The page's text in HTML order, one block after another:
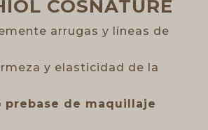
COSNATURE
arrugas y líneas de
y elasticidad de la
prebase de maquillaje